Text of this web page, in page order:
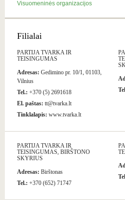
Visuomeninės organizacijos
Filialai
PARTIJA TVARKA IR
TEISINGUMAS
Adresas: Gedimino pr. 10/1, 01103,
Vilnius
Tel.: +370 (5) 2691618
El. paštas: tt@tvarka.lt
Tinklalapis: www.tvarka.lt
PARTIJA TVARKA IR
TEISINGUMAS, BIRŠTONO
SKYRIUS
Adresas: Birštonas
Tel.: +370 (652) 71747